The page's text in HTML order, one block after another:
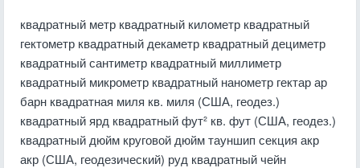
квадратный метр квадратный километр квадратный
гектометр квадратный декаметр квадратный дециметр
квадратный сантиметр квадратный миллиметр
квадратный микрометр квадратный нанометр гектар ар
барн квадратная миля кв. миля (США, геодез.)
квадратный ярд квадратный фут² кв. фут (США, геодез.)
квадратный дюйм круговой дюйм тауншип секция акр
акр (США, геодезический) руд квадратный чейн